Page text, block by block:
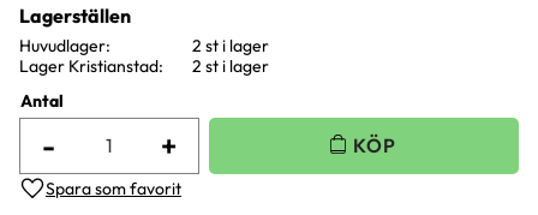
Antal
+
-
Lägg till i favoriter
Lagerställen
Huvudlager
2 st i lager
Lager Kristianstad
2 st i lager